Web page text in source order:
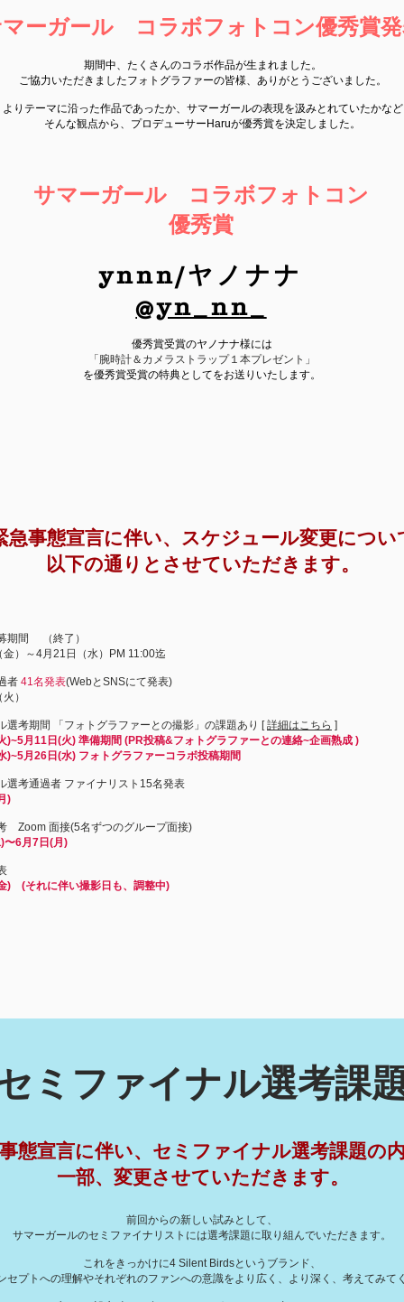
ーガール コラボフォトコン優秀賞
期間中、たくさんのコラボ作品が生まれました。
ご協力いただきましたフォトグラファーの皆様、ありがとうございました。
よりテーマに沿った作品であったか、サマーガールの表現を汲みとれていたかなど
そんな観点から、プロデューサーHaruが優秀賞を決定しました。
サマーガール コラボフォトコン
優秀賞
ynnn/ヤノナナ
​@yn_nn_
優秀賞受賞のヤノナナ様には
「腕時計＆カメラストラップ１本プレゼント」
​を優秀賞受賞の特典としてをお送りいたします。
急事態宣言に伴い、スケジュール変更につい
​以下の通りとさせていただきます。
募期間 （終了）
～4月21日（水）PM 11:00迄
者 41名発表(WebとSNSにて発表)
）
選考期間 「フォトグラファーとの撮影」の課題あり [詳細はこちら ]
)~5月11日(火) 準備期間 (PR投稿&フォトグラファーとの連絡~企画熟成 )
月26日(水) フォトグラファーコラボ投稿期間
選考通過者 ファイナリスト15名発表
)
Zoom 面接(5名ずつのグループ面接)
〜6月7日(月)
) (それに伴い撮影日も、調整中)
ミファイナル選考課
態宣言に伴い、セミファイナル選考課題の
一部、変更​させていただきます。
前回からの新しい試みとして、
サマーガールのセミファイナリストには選考課題に取り組んでいただきます。
これをきっかけに4 Silent Birdsというブランド、
セプトへの理解やそれぞれのファンへの意識をより広く、より深く、考えてみて